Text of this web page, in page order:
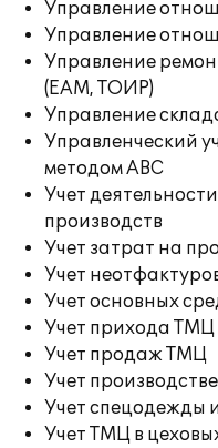
Управление
Управление
Управление
(EAM, ТОИР)
Управление
Управленческий
методом ABC
Учет
производств
Учет затрат на
Учет
Учет основных
Учет прихода ТМЦ
Учет продаж ТМЦ
Учет
Учет спецодежды
Учет ТМЦ в